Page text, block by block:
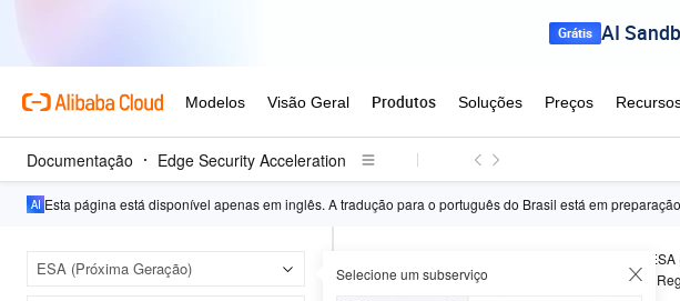
Documentação Edge Security Acceleration
Esta página está disponível apenas em inglês. A tradução para o português do Brasil está em
ESA (Próxima Geração) Selecione um subserviço
Catálogo de APIs
Configuração do site